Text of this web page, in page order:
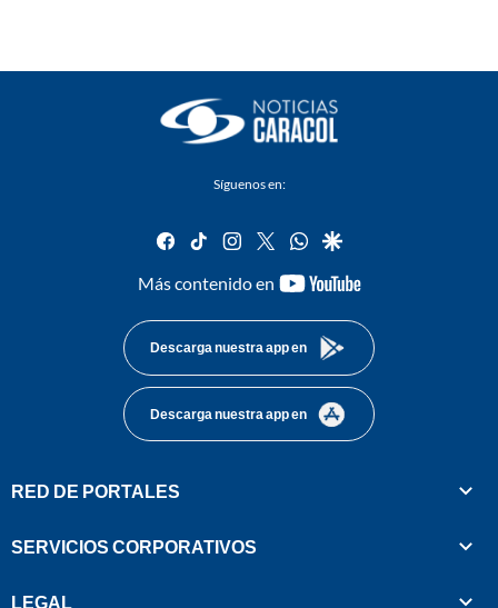
Síguenos en:
facebook
tiktok instagram
twitterwhatsapp
google
Más contenido en
youtube-
Descarga nuestra app en
Descarga nuestra app en
RED DE PORTALES
SERVICIOS CORPORATIVOS
LEGAL